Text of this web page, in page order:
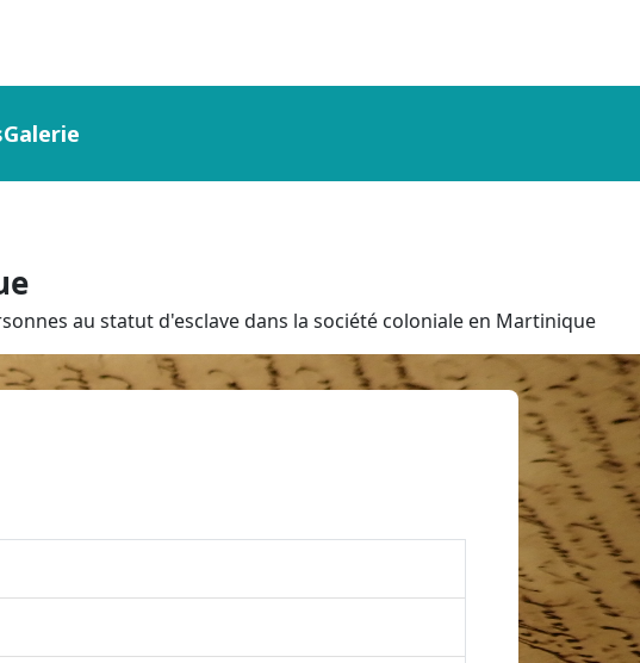
Galerie
au statut d'esclave dans la société coloniale en Martinique